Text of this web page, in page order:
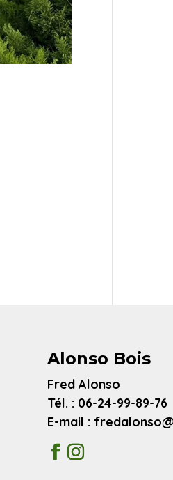
Alonso Bois
Fred Alonso
Tél. : 06-24-99-89-76
E-mail :